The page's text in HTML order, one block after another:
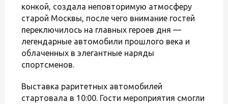
конкой, создала неповторимую атмосферу
старой Москвы, после чего внимание гостей
переключилось на главных героев дня —
легендарные автомобили прошлого века и
облаченных в элегантные наряды
спортсменов.
Выставка раритетных автомобилей
стартовала в 10:00. Гости мероприятия смогли